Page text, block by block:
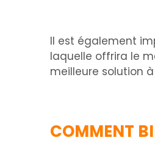
Il est également
laquelle offrira le
meilleure solution
COMMENT